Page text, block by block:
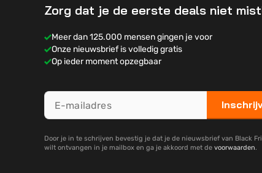
Zorg dat je de eerste deals niet
Meer dan 125.000 mensen gingen je voor
Onze nieuwsbrief is volledig gratis
Op ieder moment opzegbaar
Door je in te schrijven bevestig je dat je de nieuwsbrief van Black
wilt ontvangen in je mailbox en ga je akkoord met de voorwaarden.